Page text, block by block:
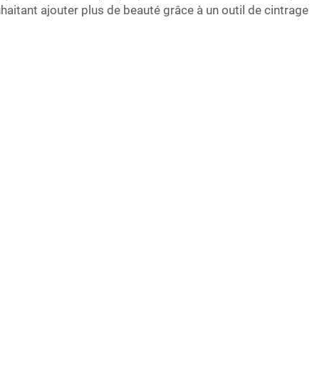
ajouter plus de beauté grâce à un outil de cintrage